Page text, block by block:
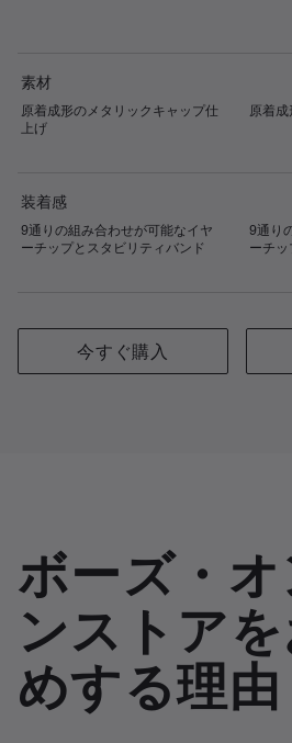
素材
原着成形のメタリックキャップ仕
上げ
装着感
9通りの組み合わせが可能なイヤ
ーチップとスタビリティバンド
今すぐ購入
原着
9通り
ーチ
ボーズ・
ンストア
めする理由